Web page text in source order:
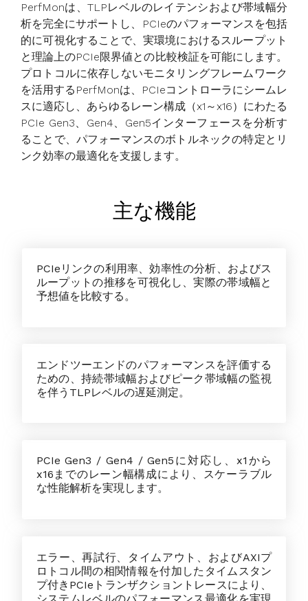
PerfMonは、TLPレベルのレイテンシおよび帯域幅分
析を完全にサポートし、PCIeのパフォーマンスを包括
的に可視化することで、実環境におけるスループット
と理論上のPCIe限界値との比較検証を可能にします。
プロトコルに依存しないモニタリングフレームワーク
を活用するPerfMonは、PCIeコントローラにシームレ
スに適応し、あらゆるレーン構成（x1～x16）にわたる
PCIe Gen3、Gen4、Gen5インターフェースを分析す
ることで、パフォーマンスのボトルネックの特定とリ
ンク効率の最適化を支援します。
主な機能
PCIe Gen3 / Gen4 / Gen5に対応し、x1から
x16までのレーン幅構成により、スケーラブル
な性能解析を実現します。
エンドツーエンドのパフォーマンスを評価する
ための、持続帯域幅およびピーク帯域幅の監視
を伴うTLPレベルの遅延測定。
PCIeリンクの利用率、効率性の分析、およびス
ループットの推移を可視化し、実際の帯域幅と
予想値を比較する。
エラー、再試行、タイムアウト、およびAXIプ
ロトコル間の相関情報を付加したタイムスタン
プ付きPCIeトランザクショントレースにより、